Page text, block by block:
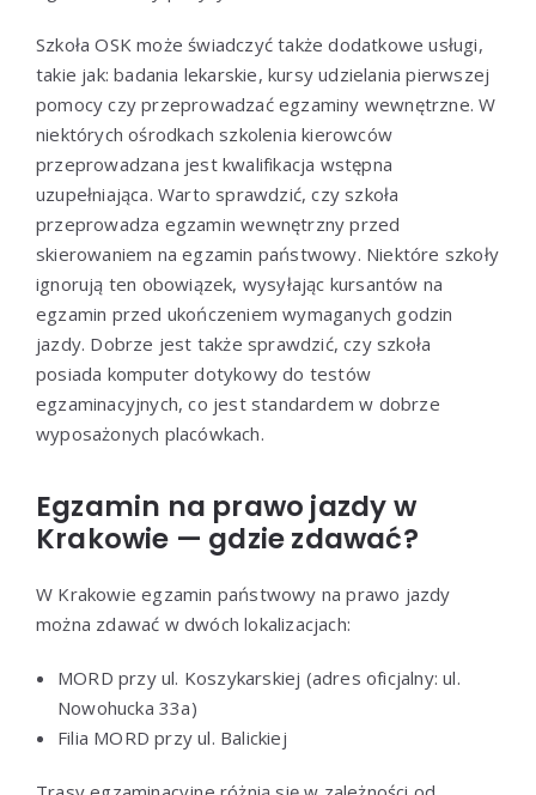
Szkoła OSK może świadczyć także dodatkowe usługi,
takie jak: badania lekarskie, kursy udzielania pierwszej
pomocy czy przeprowadzać egzaminy wewnętrzne. W
niektórych ośrodkach szkolenia kierowców
przeprowadzana jest kwalifikacja wstępna
uzupełniająca. Warto sprawdzić, czy szkoła
przeprowadza egzamin wewnętrzny przed
skierowaniem na egzamin państwowy. Niektóre szkoły
ignorują ten obowiązek, wysyłając kursantów na
egzamin przed ukończeniem wymaganych godzin
jazdy. Dobrze jest także sprawdzić, czy szkoła
posiada komputer dotykowy do testów
egzaminacyjnych, co jest standardem w dobrze
wyposażonych placówkach.
Egzamin na prawo jazdy w
Krakowie — gdzie zdawać?
W Krakowie egzamin państwowy na prawo jazdy
można zdawać w dwóch lokalizacjach:
MORD przy ul. Koszykarskiej (adres oficjalny: ul.
Nowohucka 33a)
Filia MORD przy ul. Balickiej